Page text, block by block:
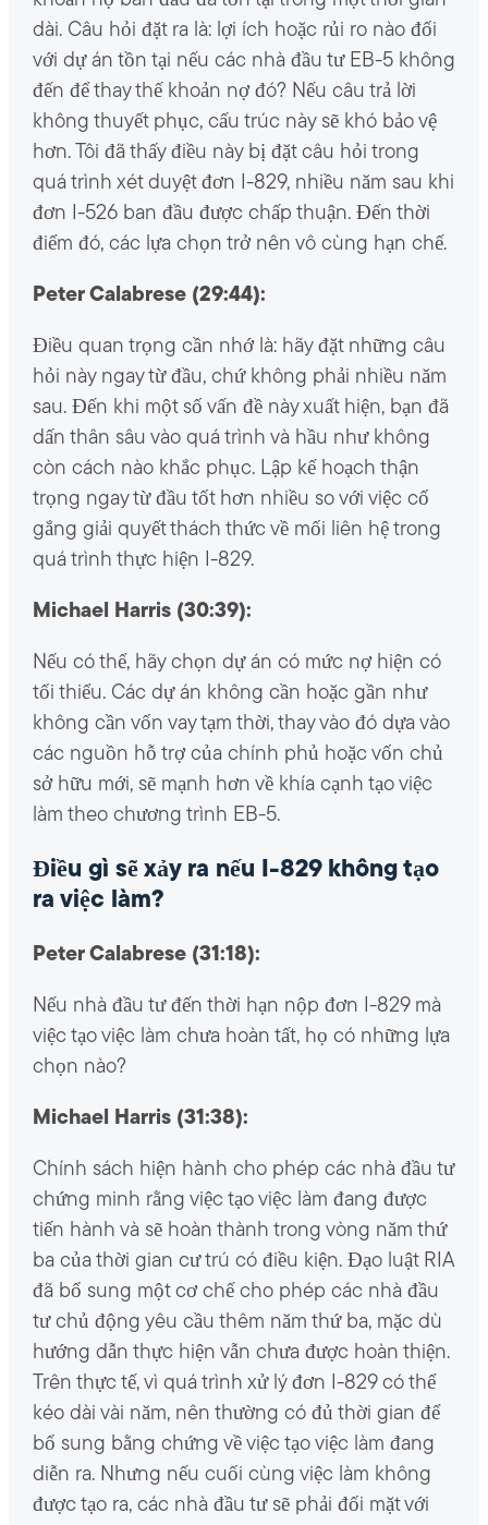
dài. Câu hỏi đặt ra là: lợi ích hoặc rủi ro nào đối
với dự án tồn tại nếu các nhà đầu tư EB-5 không
đến để thay thế khoản nợ đó? Nếu câu trả lời
không thuyết phục, cấu trúc này sẽ khó bảo vệ
hơn. Tôi đã thấy điều này bị đặt câu hỏi trong
quá trình xét duyệt đơn I-829, nhiều năm sau khi
đơn I-526 ban đầu được chấp thuận. Đến thời
điểm đó, các lựa chọn trở nên vô cùng hạn chế.
Peter Calabrese (29:44):
Điều quan trọng cần nhớ là: hãy đặt những câu
hỏi này ngay từ đầu, chứ không phải nhiều năm
sau. Đến khi một số vấn đề này xuất hiện, bạn đã
dấn thân sâu vào quá trình và hầu như không
còn cách nào khắc phục. Lập kế hoạch thận
trọng ngay từ đầu tốt hơn nhiều so với việc cố
gắng giải quyết thách thức về mối liên hệ trong
quá trình thực hiện I-829.
Michael Harris (30:39):
Nếu có thể, hãy chọn dự án có mức nợ hiện có
tối thiểu. Các dự án không cần hoặc gần như
không cần vốn vay tạm thời, thay vào đó dựa vào
các nguồn hỗ trợ của chính phủ hoặc vốn chủ
sở hữu mới, sẽ mạnh hơn về khía cạnh tạo việc
làm theo chương trình EB-5.
Điều gì sẽ xảy ra nếu I-829 không tạo
ra việc làm?
Peter Calabrese (31:18):
Nếu nhà đầu tư đến thời hạn nộp đơn I-829 mà
việc tạo việc làm chưa hoàn tất, họ có những lựa
chọn nào?
Michael Harris (31:38):
Chính sách hiện hành cho phép các nhà đầu tư
chứng minh rằng việc tạo việc làm đang được
tiến hành và sẽ hoàn thành trong vòng năm thứ
ba của thời gian cư trú có điều kiện. Đạo luật RIA
đã bổ sung một cơ chế cho phép các nhà đầu
tư chủ động yêu cầu thêm năm thứ ba, mặc dù
hướng dẫn thực hiện vẫn chưa được hoàn thiện.
Trên thực tế, vì quá trình xử lý đơn I-829 có thể
kéo dài vài năm, nên thường có đủ thời gian để
bổ sung bằng chứng về việc tạo việc làm đang
diễn ra. Nhưng nếu cuối cùng việc làm không
được tạo ra, các nhà đầu tư sẽ phải đối mặt với